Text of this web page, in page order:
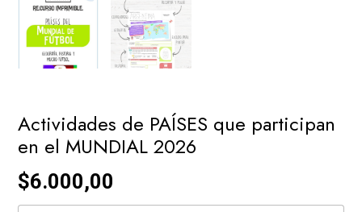
Actividades de PAÍSES que participan
en el MUNDIAL 2026
$6.000,00